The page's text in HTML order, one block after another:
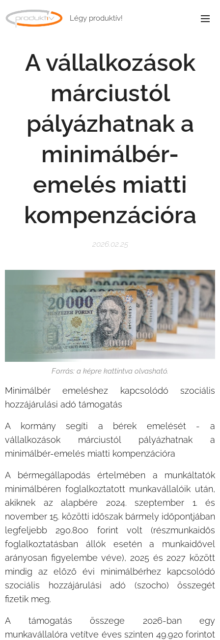
Légy produktív!
A vállalkozások
márciustól
pályázhatnak a
minimálbér-
emelés miatti
kompenzációra
2026.02.25
Forrás: a képre kattintva olvasható.
Minimálbér emeléshez kapcsolódó szociális
hozzájárulási adó támogatás
A kormány segíti a bérek emelését - a
vállalkozások márciustól pályázhatnak a
minimálbér-emelés miatti kompenzációra
A bérmegállapodás értelmében a munkáltatók
minimálbéren foglalkoztatott munkavállalóik után,
akiknek az alapbére 2024. szeptember 1. és
november 15. közötti időszak bármely időpontjában
legfeljebb 290.800 forint volt (részmunkaidős
foglalkoztatásban állók esetén a munkaidővel
arányosan figyelembe véve), 2025 és 2027 között
mindig az előző évi minimálbérhez kapcsolódó
szociális hozzájárulási adó (szocho) összegét
fizetik meg.
A támogatás összege 2026-ban egy
munkavállalóra vetítve éves szinten 49.920 forintot